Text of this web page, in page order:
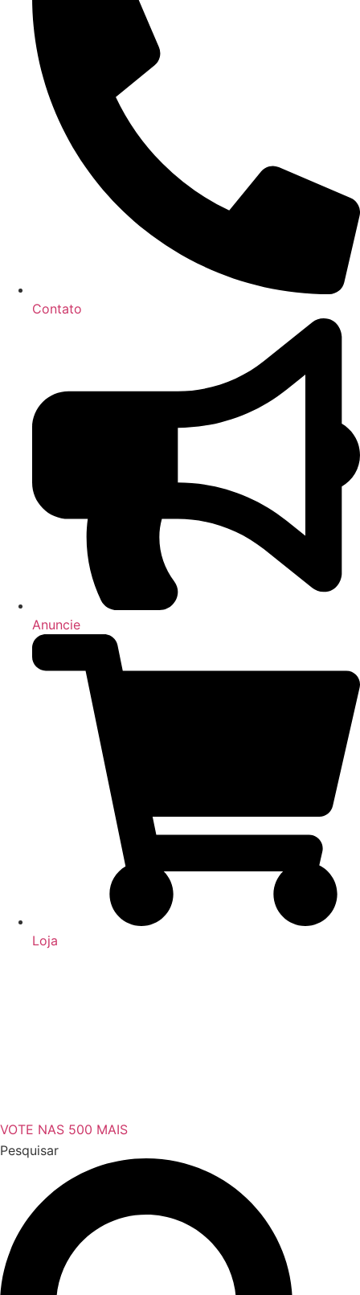
Contato
Anuncie
Loja
VOTE NAS 500 MAIS
Pesquisar